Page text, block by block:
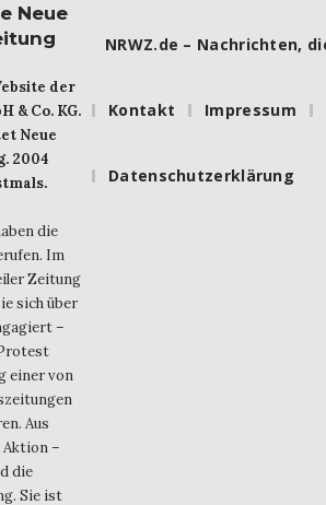
Neue
der
& Co. KG.
Neue
2004
die
Im
Zeitung
sich über
–
einer von
Aus
–
die
Sie ist
NRWZ.de – Nachrichten,
Kontakt Impressum
Datenschutzerklärung